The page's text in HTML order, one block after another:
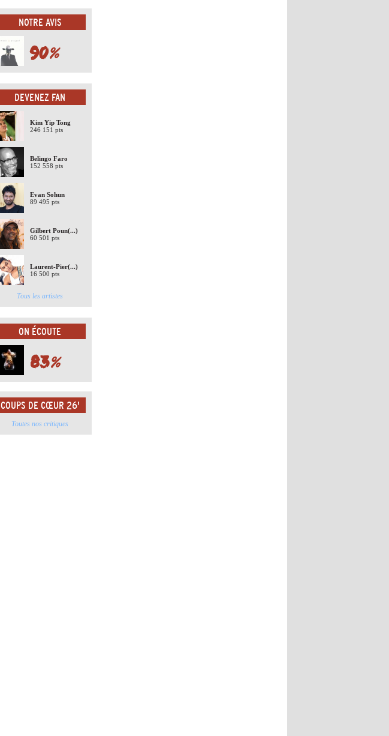
NOTRE AVIS
90%
DEVENEZ FAN
Kim Yip Tong
246 151 pts
Belingo Faro
152 558 pts
Evan Sohun
89 495 pts
Gilbert Poun(...)
60 501 pts
Laurent-Pier(...)
16 500 pts
Tous les artistes
ON ÉCOUTE
83%
COUPS DE CŒUR 26'
Toutes nos critiques